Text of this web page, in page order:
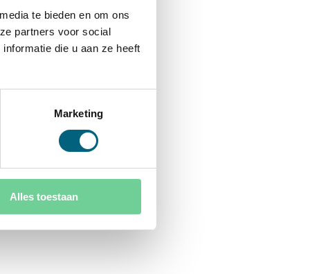
te bieden en om ons
partners voor social
die u aan ze heeft
Marketing
Alles toestaan